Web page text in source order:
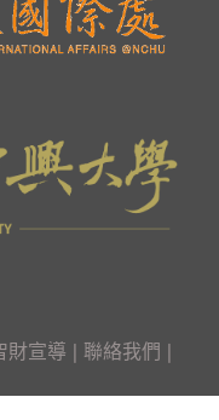
財宣導 | 聯絡我們 |